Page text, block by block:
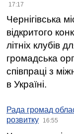
17:17
Чернігівська
відкритого
літніх клубів
громадська
співпраці з
в Україні.
Рада громад
розвитку
16:55